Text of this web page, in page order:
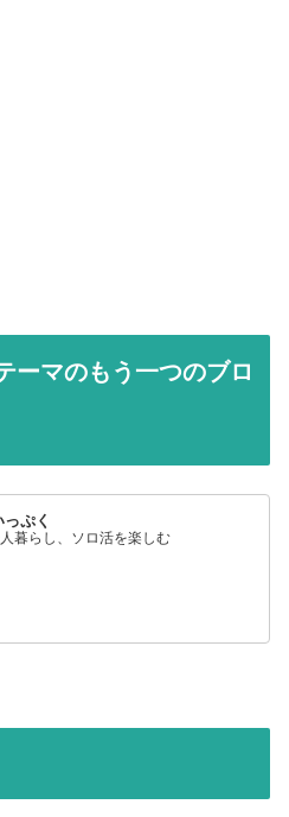
ーマのもう一つのブロ
ぷく
暮らし、ソロ活を楽しむ